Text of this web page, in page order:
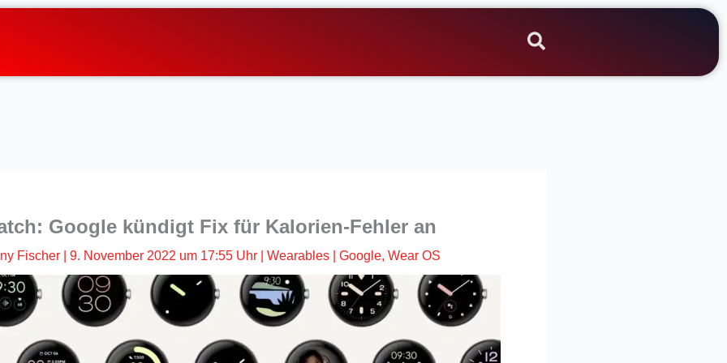
Google kündigt Fix für Kalorien-Fehler an
Fischer 9. November 2022 um 17:55 Uhr Wearables Google, Wear OS